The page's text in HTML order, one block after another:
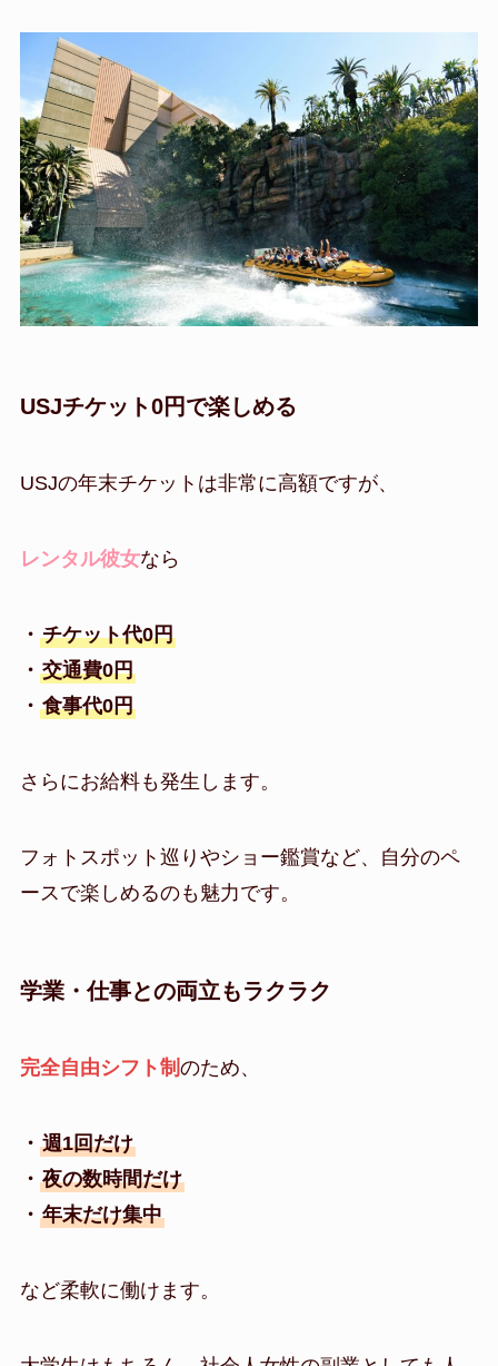
USJチケット0円で楽しめる
USJの年末チケットは非常に高額ですが、
レンタル彼女なら
・ チケット代0円
・ 交通費0円
・ 食事代0円
さらにお給料も発生します。
フォトスポット巡りやショー鑑賞など、自分のペ
ースで楽しめるのも魅力です。
学業・仕事との両立もラクラク
完全自由シフト制 のため、
・ 週1回だけ
・ 夜の数時間だけ
・ 年末だけ集中
など柔軟に働けます。